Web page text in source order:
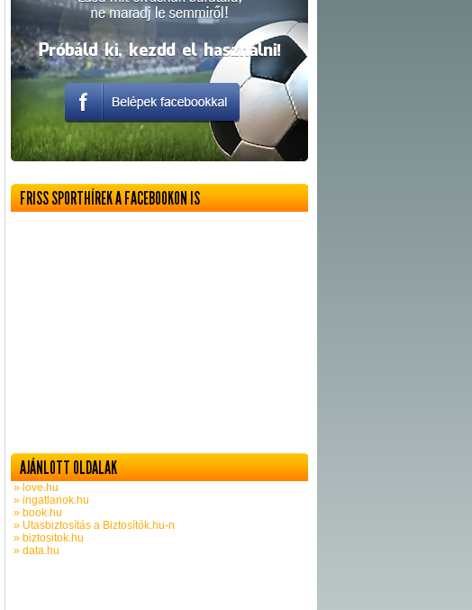
FRISS SPORTHÍREK A FACEBOOKON IS
AJÁNLOTT OLDALAK
» love.hu
» ingatlanok.hu
» book.hu
» Utasbiztosítás a Biztosítók.hu-n
» biztositok.hu
» data.hu